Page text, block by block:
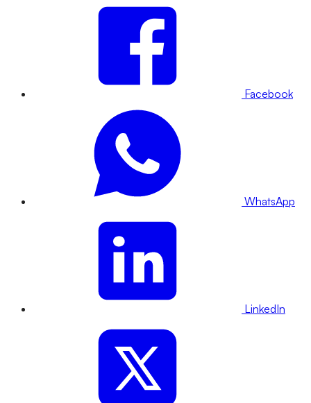
Facebook
WhatsApp
LinkedIn